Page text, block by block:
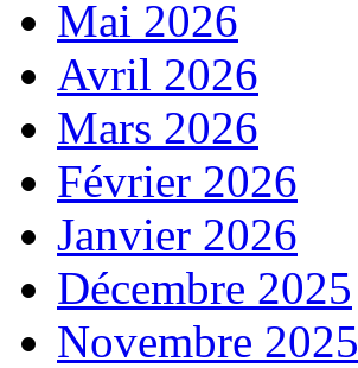
Mai 2026
Avril 2026
Mars 2026
Février 2026
Janvier 2026
Décembre 2025
Novembre 2025